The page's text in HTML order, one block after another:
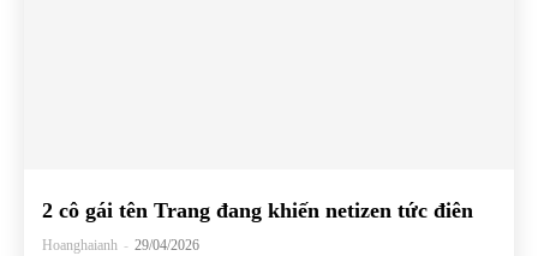
2 cô gái tên Trang đang khiến netizen tức điên
Hoanghaianh - 29/04/2026